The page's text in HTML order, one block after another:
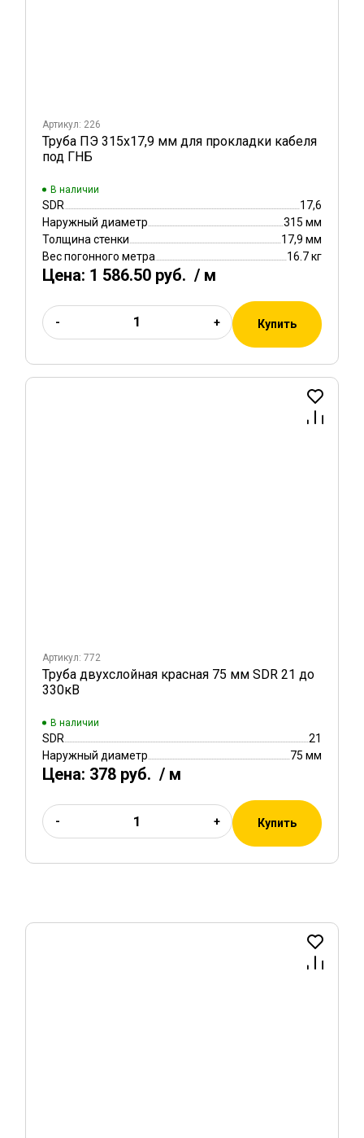
Артикул: 226
Труба ПЭ 315x17,9 мм для прокладки кабеля
под ГНБ
В наличии
SDR
17,6
Наружный диаметр
315 мм
Толщина стенки
17,9 мм
Вес погонного метра
16.7 кг
Цена: 1 586.50 руб. / м
- + Купить
Артикул: 772
Труба двухслойная красная 75 мм SDR 21 до
330кВ
В наличии
SDR
21
Наружный диаметр
75 мм
Цена: 378 руб. / м
- + Купить